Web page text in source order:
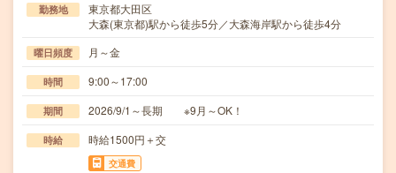
勤務地
東京都大田区
大森(東京都)駅から徒歩5分／大森海岸駅から徒歩4分
曜日頻度 月～金
時間 9:00～17:00
期間 2026/9/1～長期 ※9月～OK！
時給 時給1500円＋交
交通費